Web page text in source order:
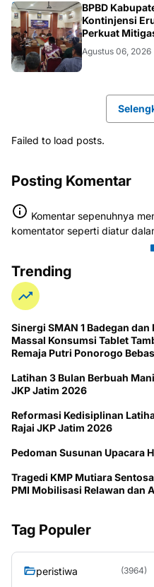
BLITAR
BPBD
Kontinjensi
Perkuat
Agustus 06, 2026
Failed to load posts.
Posting Komentar
Komentar sepenuhnya
komentator seperti diatur
Trending
Sinergi SMAN 1 Badegan
Massal Konsumsi Tablet
Remaja Putri Ponorogo
Latihan 3 Bulan Berbuah
JKP Jatim 2026
Reformasi Kedisiplinan
Rajai JKP Jatim 2026
Pedoman Susunan Upacara
Tragedi KMP Mutiara
PMI Mobilisasi Relawan dan
Tag Populer
peristiwa (3964)